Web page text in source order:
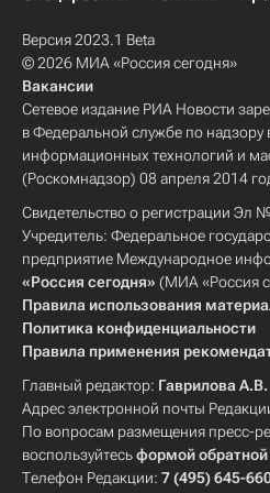
Версия 2023.1 Beta
© 2026 МИА «Россия сегодня»
Вакансии
Сетевое издание РИА Новости
в Федеральной службе по надзору
информационных технологий и
(Роскомнадзор) 08 апреля 2014
Свидетельство о регистрации
Учредитель: Федеральное
предприятие Международное
«Россия сегодня» (МИА «Россия
Правила использования
Политика конфиденциальности
Правила применения
Главный редактор: Гаврилова А.В.
Адрес электронной почты
По вопросам размещения пресс-
воспользуйтесьформой обратной
Телефон Редакции: 7 (495) 645-